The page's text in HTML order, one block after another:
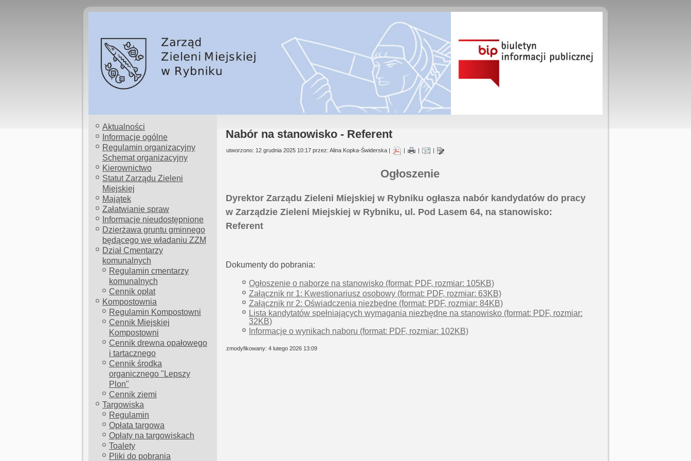
Aktualności
Informacje ogólne
Regulamin organizacyjny
Schemat organizacyjny
Kierownictwo
Statut Zarządu Zieleni
Miejskiej
Majątek
Załatwianie spraw
Informacje nieudostępnione
Dzierżawa gruntu gminnego
będącego we władaniu ZZM
Dział Cmentarzy
komunalnych
Regulamin cmentarzy
komunalnych
Cennik opłat
Kompostownia
Regulamin Kompostowni
Cennik Miejskiej
Kompostowni
Cennik drewna opałowego
i tartacznego
Cennik środka
organicznego "Lepszy
Plon"
Cennik ziemi
Targowiska
Regulamin
Opłata targowa
Opłaty na targowiskach
Toalety
Pliki do pobrania
Nabór na stanowisko - Referent
utworzono: 12 grudnia 2025 10:17 przez: Alina Kopka-Świderska | | | |
Ogłoszenie
Dyrektor Zarządu Zieleni Miejskiej w Rybniku ogłasza nabór kandydatów do pracy
w Zarządzie Zieleni Miejskiej w Rybniku, ul. Pod Lasem 64, na stanowisko:
Referent
Dokumenty do pobrania:
Ogłoszenie o naborze na stanowisko (format: PDF, rozmiar: 105KB)
Załącznik nr 1: Kwestionariusz osobowy (format: PDF, rozmiar: 63KB)
Załącznik nr 2: Oświadczenia niezbędne (format: PDF, rozmiar: 84KB)
Lista kandytatów spełniających wymagania niezbędne na stanowisko (format: PDF, rozmiar:
32KB)
Informacje o wynikach naboru (format: PDF, rozmiar: 102KB)
zmodyfikowany: 4 lutego 2026 13:09